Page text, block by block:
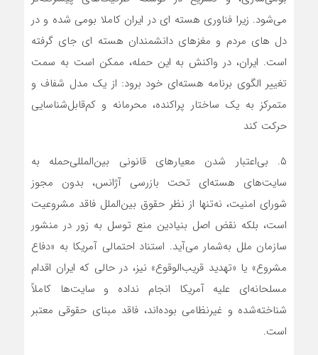
می‌شود. زیرا فناوری هسته ای در ایران کاملا بومی شده و در
دل های مردم و مغزهای دانشمندان هسته ای جای گرفته
است. ایران، در واکنش به این حمله، ممکن است به سمت
تغییر الگوی برنامه هسته‌ای خود برود: از یک مدل شفاف و
متمرکز به یک ساختار پراکنده، محرمانه و کم‌قابل‌شناسایی
حرکت کند
۵. بی‌اعتبار شدن معیارهای قانونی بین‌المللی
حمله به
سایت‌های هسته‌ای تحت بازرسی آژانس، بدون مجوز
شورای امنیت، نه‌تنها از نظر حقوق بین‌الملل فاقد مشروعیت
است، بلکه نقض اصل بنیادین منع توسل به زور در منشور
سازمان ملل به‌شمار می‌آید. استناد احتمالی آمریکا به «دفاع
مشروع» یا «تهدید قریب‌الوقوع» نیز، در حالی که ایران اقدام
مسلحانه‌ای علیه آمریکا انجام نداده و سایت‌ها کاملاً
شناخته‌شده و غیرنظامی بوده‌اند، فاقد مبنای حقوقی معتبر
است.